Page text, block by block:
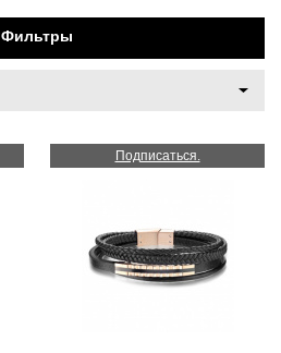
Фильтры
Подписаться.